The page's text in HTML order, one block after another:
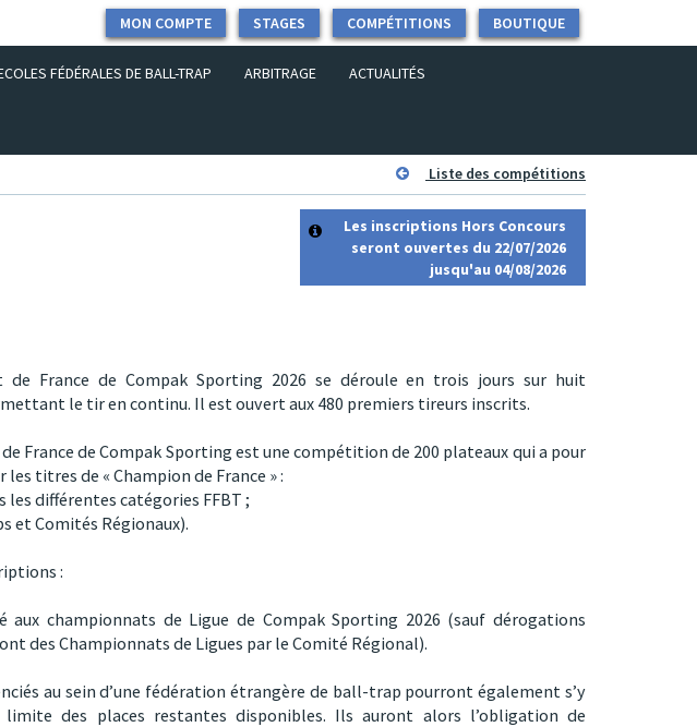
BOUTIQUE
COMPÉTITIONS
STAGES
MON COMPTE
FÉDÉRALES DE BALL-TRAP ARBITRAGE ACTUALITÉS
Liste des compétitions
Les inscriptions Hors Concours
seront ouvertes du 22/07/2026
jusqu'au 04/08/2026
de France de Compak Sporting 2026 se déroule en trois jours sur huit
le tir en continu. Il est ouvert aux 480 premiers tireurs inscrits.
France de Compak Sporting est une compétition de 200 plateaux qui a pour
titres de « Champion de France » :
les différentes catégories FFBT ;
et Comités Régionaux).
:
aux championnats de Ligue de Compak Sporting 2026 (sauf dérogations
des Championnats de Ligues par le Comité Régional).
au sein d’une fédération étrangère de ball-trap pourront également s’y
limite des places restantes disponibles. Ils auront alors l’obligation de